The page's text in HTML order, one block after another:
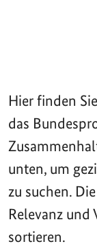
Hier finden
das
unten, um
zu suchen.
Relevanz
sortieren.